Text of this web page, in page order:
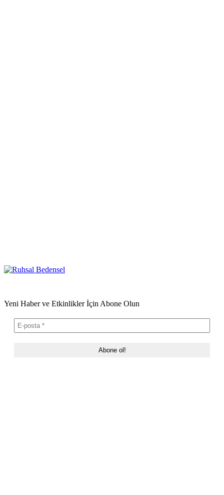
Yeni Haber ve Etkinlikler İçin Abone Olun